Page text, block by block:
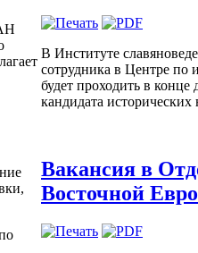
В Институте
сотрудника в Центре по
будет проходить в конце
кандидата исторических
Вакансия в
Восточной